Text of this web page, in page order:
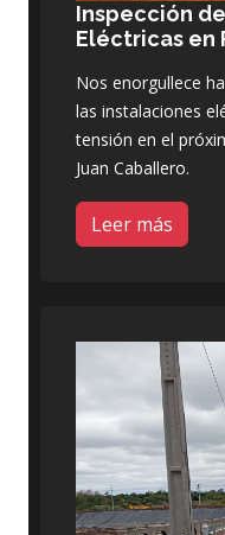
Inspección
Eléctricas en
Nos enorgullece
las instalaciones
tensión en el
Juan Caballero.
Leer más